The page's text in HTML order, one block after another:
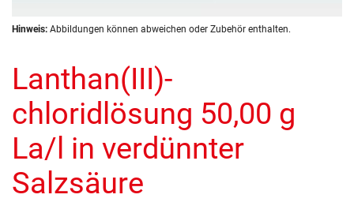
Zum
Bildergalerie
springen
Hinweis: Abbildungen können abweichen oder Zubehör enthalten.
Lanthan(III)-
chloridlösung 50,00 g
La/l in verdünnter
Salzsäure